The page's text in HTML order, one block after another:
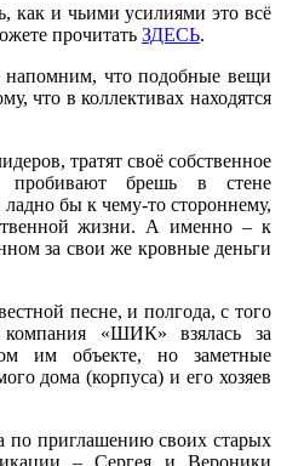
как и чьими усилиями это всё
прочитать ЗДЕСЬ.
напомним, что подобные вещи
что в коллективах находятся
тратят своё собственное
брешь в стене
ладно бы к чему-то стороннему,
жизни. А именно – к
за свои же кровные деньги
песне, и полгода, с того
«ШИК» взялась за
им объекте, но заметные
дома (корпуса) и его хозяев
по приглашению своих старых
– Сергея и Вероники